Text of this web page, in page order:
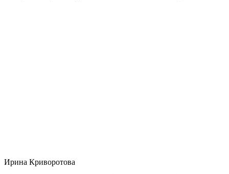
Ирина Криворотова